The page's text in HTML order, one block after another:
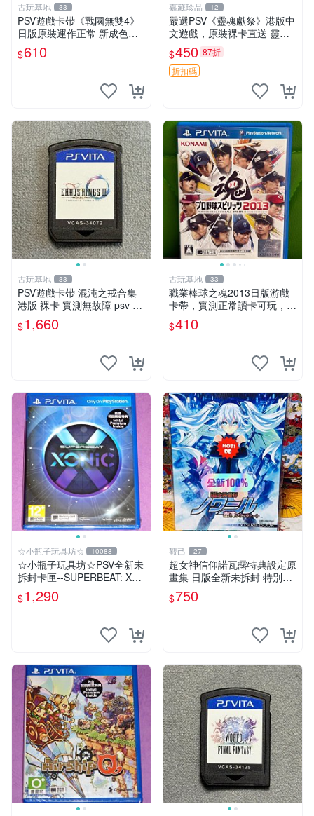
古玩基地 33
PSV遊戲卡帶《戰國無雙4》
日版原裝運作正常 新成色如
圖拍賣請先確認 成色拍賣一
經成交概不退換 PSV遊戲 卡
$610
嘉藏珍品 12
嚴選PSV《靈魂獻祭》港版中
文遊戲，原裝裸卡直送 靈魂
獻祭 PSV 游戲 卡帶
$450 87折
折扣碼
古玩基地 33
PSV遊戲卡帶 混沌之戒合集
港版 裸卡 實測無故障 psv 測
試正常 港版合集
$1,660
古玩基地 33
職業棒球之魂2013日版游戲
卡帶，實測正常讀卡可玩，少
量包裝壓痕，適合收藏家嚴選
職業棒球 2013 日版 游戲卡
$410
☆小瓶子玩具坊☆ 10088
☆小瓶子玩具坊☆PSV全新未
拆封卡匣--SUPERBEAT: XO
NiC 中文版
$1,290
觀己 27
超女神信仰諾瓦露特典設定原
畫集 日版全新未拆封 特別推
薦 收藏必備 PSV 游戲 發售限
定 原創漫畫 限量版 PSV 游戲
$750